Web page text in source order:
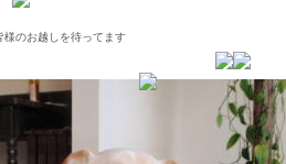
様のお越しを待ってます